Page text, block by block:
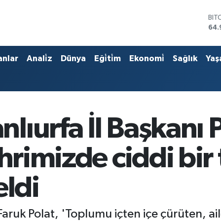
Anali̇z Dünya Eği̇ti̇m Ekonomi̇ Sağlık
İl
ciddi bir
Polat, 'Toplumu içten içe çürüten,